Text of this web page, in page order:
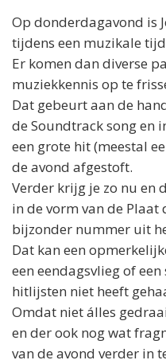
Op donderdagavond is
tijdens een muzikale
Er komen dan diverse
muziekkennis op te
Dat gebeurt aan de
de Soundtrack song en
een grote hit (meestal
de avond afgestoft.
Verder krijg je zo nu en
in de vorm van de Plaat
bijzonder nummer uit
Dat kan een
een eendagsvlieg of
hitlijsten niet heeft
Omdat niet álles
en der ook nog wat
van de avond verder in